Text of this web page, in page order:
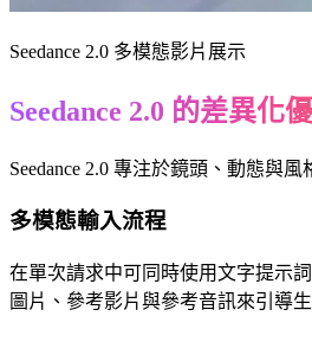
Seedance 2.0 多模態影片展示
Seedance 2.0 的差異化
Seedance 2.0 專注於鏡頭、動態與
多模態輸入流程
在單次請求中可同時使用文字提示
圖片、參考影片與參考音訊來引導生